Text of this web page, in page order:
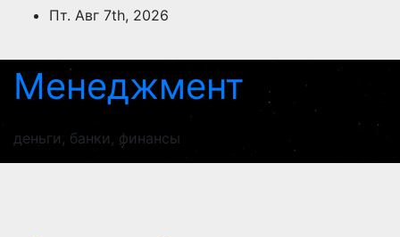
ПерейтиПт. Авг 7th, 2026
Менеджмент
деньги, банки, финансы